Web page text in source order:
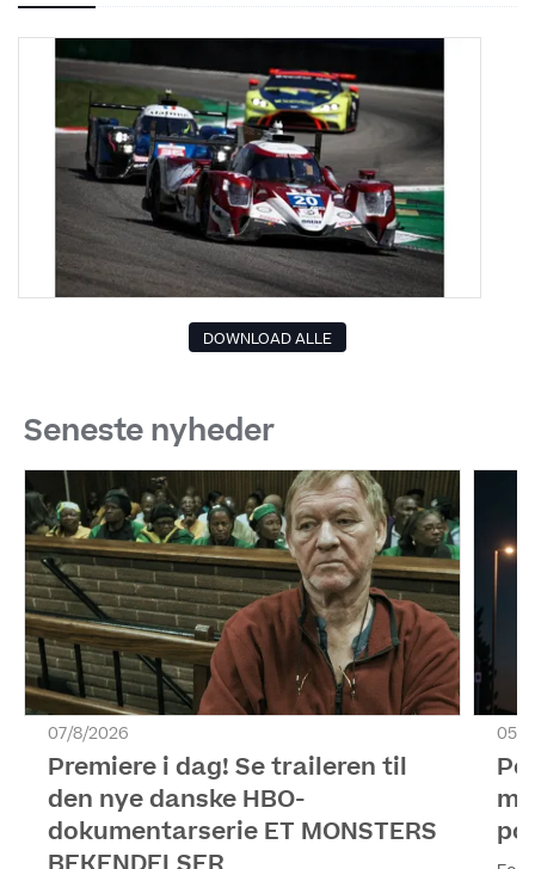
DOWNLOAD ALLE
Seneste nyheder
07/8/2026
Premiere i dag! Se traileren til
den nye danske HBO-
dokumentarserie ET MONSTERS
05/